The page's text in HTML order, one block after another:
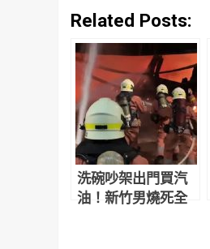
Related Posts:
洗碗吵架出門買汽
油！新竹男燒死全